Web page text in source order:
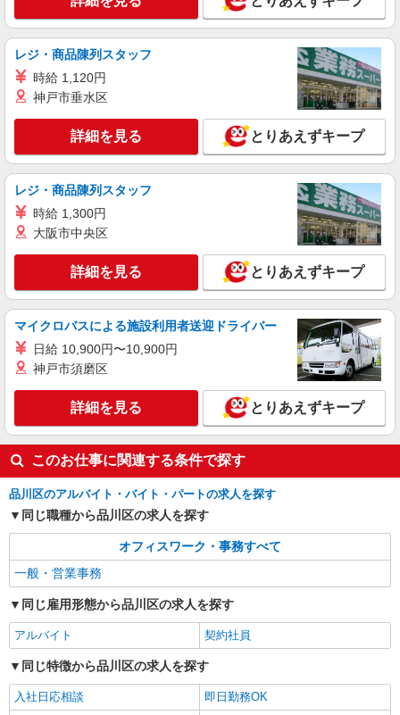
昭和医科大学病院（東京都品川区旗の台1丁目
5-8）
キープ 詳細を見る
株式会社フルキャスト東京支社/EA0401G-10C
仕分け シール貼り 倉庫内軽作業 オフィスワー
ク イベントスタッフ等
時給1600円〜1800円（22:00〜翌5:00の深夜手
当で時給UP） ※給与幅は経験・能力による
キープ 詳細を見る
レジ・商品陳列スタッフ
時給 1,120円
神戸市垂水区
詳細を見る とりあえずキープ
レジ・商品陳列スタッフ
時給 1,300円
大阪市中央区
詳細を見る とりあえずキープ
マイクロバスによる施設利用者送迎ドライバー
日給 10,900円〜10,900円
神戸市須磨区
詳細を見る とりあえずキープ
このお仕事に関連する条件で探す
品川区のアルバイト・バイト・パートの求人を探す
同じ職種から品川区の求人を探す
オフィスワーク・事務すべて
一般・営業事務
同じ雇用形態から品川区の求人を探す
アルバイト 契約社員
同じ特徴から品川区の求人を探す
入社日応相談
即日勤務OK